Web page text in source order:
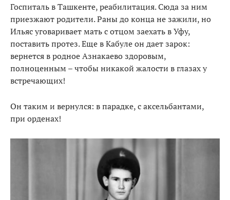
Госпиталь в Ташкенте, реабилитация. Сюда за ним
приезжают родители. Раны до конца не зажили, но
Ильяс уговаривает мать с отцом заехать в Уфу,
поставить протез. Еще в Кабуле он дает зарок:
вернется в родное Азнакаево здоровым,
полноценным – чтобы никакой жалости в глазах у
встречающих!
Он таким и вернулся: в парадке, с аксельбантами,
при орденах!